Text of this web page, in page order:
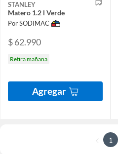
STANLEY
Matero 1.2 l Verde
Por SODIMAC
$ 62.990
Retira mañana
Agregar
1